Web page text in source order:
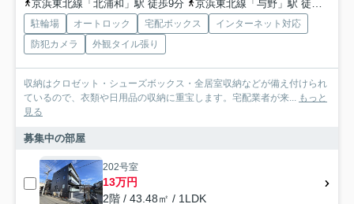
京浜東北線「北浦和」駅 徒歩9分
京浜東北線「与野」駅 徒歩17分
駐輪場 オートロック 宅配ボックス
インターネット対応
防犯カメラ
外観タイル張り
収納はクロゼット・シューズボックス・全居室収納などが備え付けられ
ているので、衣類や日用品の収納に重宝します。宅配業者が来... もっと
見る
募集中の部屋
202号室
13万円
2階 / 43.48㎡ / 1LDK